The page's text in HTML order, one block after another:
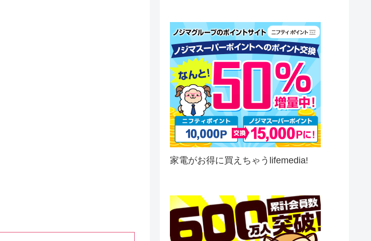
家電がお得に買えちゃうlifemedia!